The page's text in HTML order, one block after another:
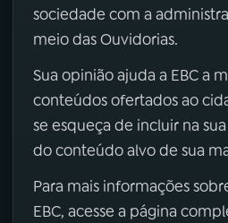
sociedade com a
meio das Ouvidorias.
Sua opinião ajuda a EBC a
conteúdos ofertados ao
se esqueça de incluir na
do conteúdo alvo de sua
Para mais informações
EBC, acesse a página